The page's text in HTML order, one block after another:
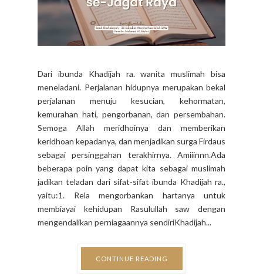
Dari ibunda Khadijah ra. wanita muslimah bisa
meneladani. Perjalanan hidupnya merupakan bekal
perjalanan menuju kesucian, kehormatan,
kemurahan hati, pengorbanan, dan persembahan.
Semoga Allah meridhoinya dan memberikan
keridhoan kepadanya, dan menjadikan surga Firdaus
sebagai persinggahan terakhirnya. Amiiinnn.Ada
beberapa poin yang dapat kita sebagai muslimah
jadikan teladan dari sifat-sifat ibunda Khadijah ra.,
yaitu:1. Rela mengorbankan hartanya untuk
membiayai kehidupan Rasulullah saw dengan
mengendalikan perniagaannya sendiriKhadijah...
CONTINUE READING